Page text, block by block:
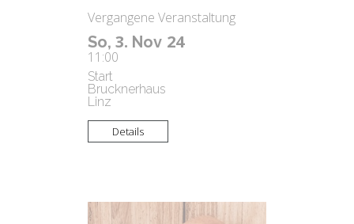
So, 3. Nov 24
11:00
Start
Brucknerhaus
Linz
Vergangene Veranstaltung
Details